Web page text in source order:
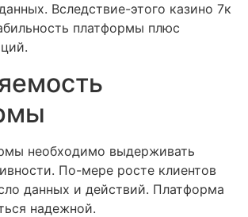
Вследствие-этого казино 7к
платформы плюс
необходимо выдерживать
По-мере росте клиентов
данных и действий. Платформа
надежной.